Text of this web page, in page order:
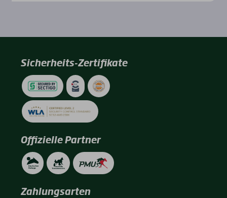
Sicherheits-Zertifikate
Offizielle Partner
Zahlungsarten